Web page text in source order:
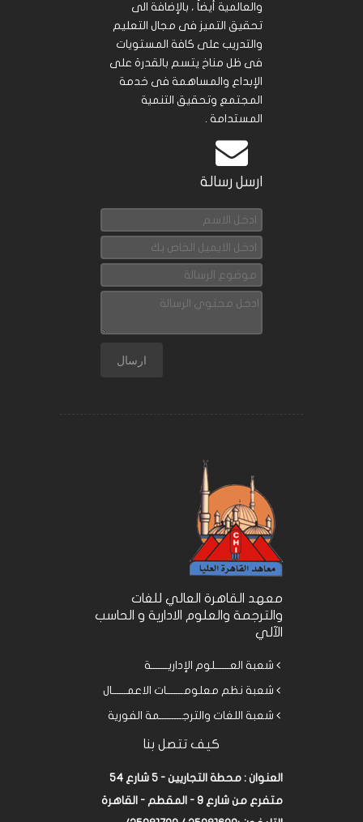
والعالمية أيضاً ، بالإضافة الى
تحقيق التميز فى مجال التعليم
والتدريب على كافة المستويات
فى ظل مناخ يتسم بالقدرة على
الإبداع والمساهمة فى خدمة
المجتمع وتحقيق التنمية
المستدامة .
ارسل رسالة
معهد القاهرة العالي للغات
والترجمة والعلوم الادارية و الحاسب
الآلي
كيف تتصل بنا
العنوان : محطة التجاريين - 5 شارع 54
متفرع من شارع 9 - المقطم - القاهرة